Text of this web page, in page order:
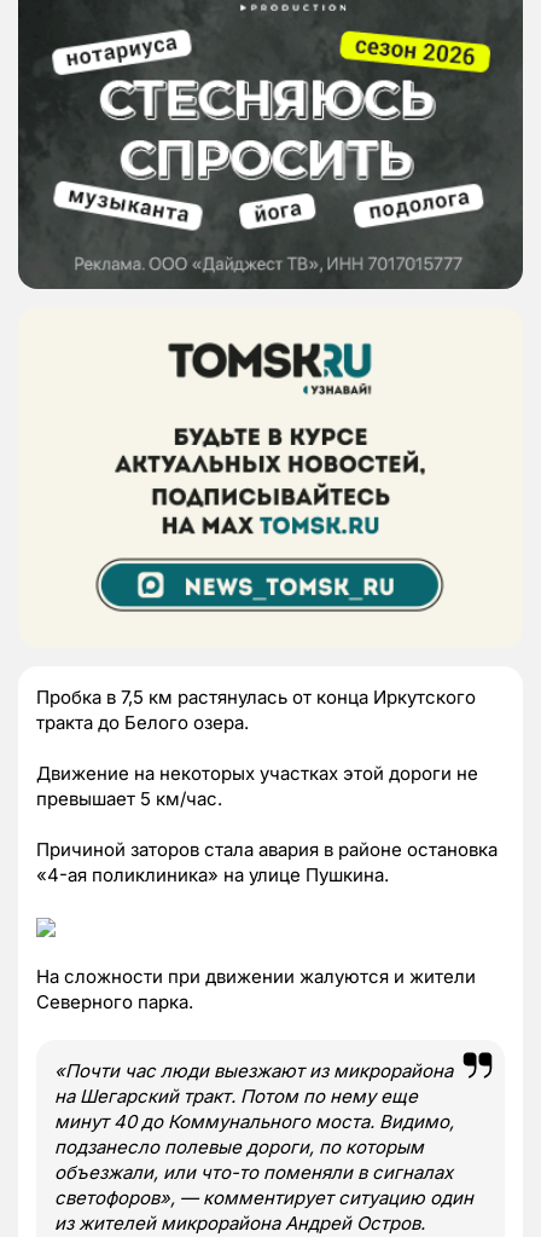
Пробка в 7,5 км растянулась от конца Иркутского
тракта до Белого озера.
Движение на некоторых участках этой дороги не
превышает 5 км/час.
Причиной заторов стала авария в районе остановка
«4-ая поликлиника» на улице Пушкина.
На сложности при движении жалуются и жители
Северного парка.
«Почти час люди выезжают из микрорайона
на Шегарский тракт. Потом по нему еще
минут 40 до Коммунального моста. Видимо,
подзанесло полевые дороги, по которым
объезжали, или что-то поменяли в сигналах
светофоров», — комментирует ситуацию один
из жителей микрорайона Андрей Остров.